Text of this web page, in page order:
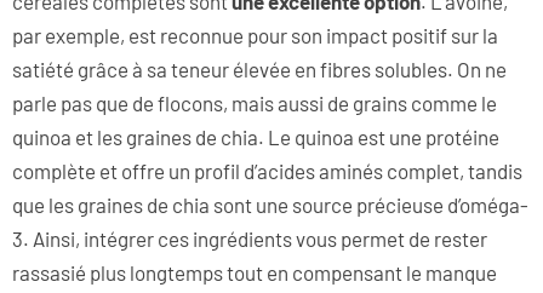
par exemple, est reconnue pour son impact positif sur la
satiété grâce à sa teneur élevée en fibres solubles. On ne
parle pas que de flocons, mais aussi de grains comme le
quinoa et les graines de chia. Le quinoa est une protéine
complète et offre un profil d’acides aminés complet, tandis
que les graines de chia sont une source précieuse d’oméga-
3. Ainsi, intégrer ces ingrédients vous permet de rester
rassasié plus longtemps tout en compensant le manque